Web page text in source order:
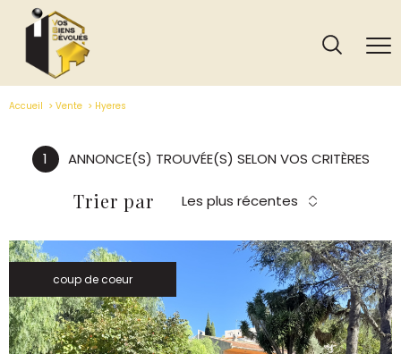
Accueil Vente Hyeres
1 ANNONCE(S) TROUVÉE(S) SELON VOS CRITÈRES
Trier par Les plus récentes
coup de coeur